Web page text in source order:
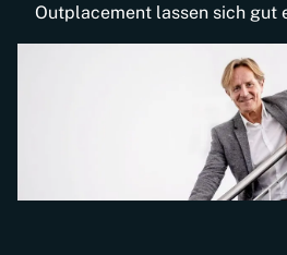
Outplacement lassen sich gut